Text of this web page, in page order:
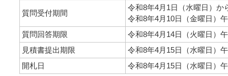
質問受付期間
令和8年4月1日（水曜日）か
令和8年4月10日（金曜日）
質問回答期限
令和8年4月14日（火曜日）
見積書提出期限
令和8年4月15日（水曜日）
開札日
令和8年4月15日（水曜日）